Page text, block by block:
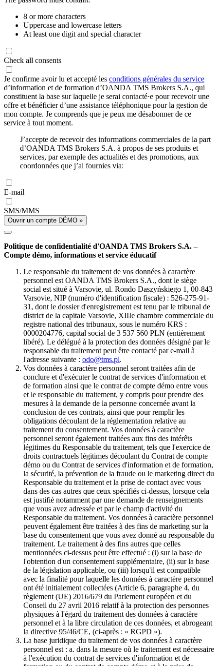
8 or more characters
Uppercase and lowercase letters
At least one digit and special character
Check all consents
Je confirme avoir lu et accepté les conditions générales du service
d’information et de formation d’OANDA TMS Brokers S.A., qui
constituent la base sur laquelle je serai contacté·e pour recevoir une
offre et bénéficier d’une assistance téléphonique pour la gestion de
mon compte. Je comprends que je peux me désabonner de ce
service à tout moment.
J’accepte de recevoir des informations commerciales de la part
d’OANDA TMS Brokers S.A. à propos de ses produits et
services, par exemple des actualités et des promotions, aux
coordonnées que j’ai fournies via:
E-mail
SMS/MMS
Ouvrir un compte DÉMO »
Politique de confidentialité d'OANDA TMS Brokers S.A. –
Compte démo, informations et service éducatif
Le responsable du traitement de vos données à caractère
personnel est OANDA TMS Brokers S.A., dont le siège
social est situé à Varsovie, ul. Rondo Daszyńskiego 1, 00-843
Varsovie, NIP (numéro d'identification fiscale) : 526-275-91-
31, dont le dossier d'enregistrement est tenu par le tribunal de
district de la capitale Varsovie, XIIIe chambre commerciale du
registre national des tribunaux, sous le numéro KRS :
0000204776, capital social de 3 537 560 PLN (entièrement
libéré). Le délégué à la protection des données désigné par le
responsable du traitement peut être contacté par e-mail à
l'adresse suivante : odo@tms.pl.
Vos données à caractère personnel seront traitées afin de
conclure et d'exécuter le contrat de services d'information et
de formation ainsi que le contrat de compte démo entre vous
et le responsable du traitement, y compris pour prendre des
mesures à la demande de la personne concernée avant la
conclusion de ces contrats, ainsi que pour remplir les
obligations découlant de la réglementation relative au
traitement du consentement. Vos données à caractère
personnel seront également traitées aux fins des intérêts
légitimes du Responsable du traitement, tels que l'exercice de
droits contractuels légitimes découlant du Contrat de compte
démo ou du Contrat de services d'information et de formation,
la sécurité, la prévention de la fraude ou le marketing direct du
Responsable du traitement et la prise de contact avec vous
dans des cas autres que ceux spécifiés ci-dessus, lorsque cela
est justifié notamment par une demande de renseignements
que vous avez adressée et par le champ d'activité du
Responsable du traitement. Vos données à caractère personnel
peuvent également être traitées à des fins de marketing sur la
base du consentement que vous avez donné au responsable du
traitement. Le traitement à des fins autres que celles
mentionnées ci-dessus peut être effectué : (i) sur la base de
l'obtention d'un consentement supplémentaire, (ii) sur la base
de la législation applicable, ou (iii) lorsqu'il est compatible
avec la finalité pour laquelle les données à caractère personnel
ont été initialement collectées (Article 6, paragraphe 4, du
règlement (UE) 2016/679 du Parlement européen et du
Conseil du 27 avril 2016 relatif à la protection des personnes
physiques à l'égard du traitement des données à caractère
personnel et à la libre circulation de ces données, et abrogeant
la directive 95/46/CE, (ci-après : « RGPD »).
La base juridique du traitement de vos données à caractère
personnel est : a. dans la mesure où le traitement est nécessaire
à l'exécution du contrat de services d'information et de